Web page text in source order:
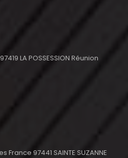
LA POSSESSION Réunion
France 97441 SAINTE SUZANNE